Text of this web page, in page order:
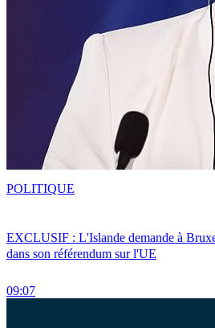
EXCLUSIF : L'Islande demande à
dans son référendum sur l'UE
09:07
POLITIQUE